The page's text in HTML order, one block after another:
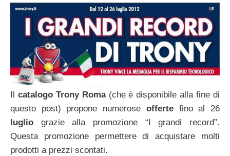
catalogo Trony Roma(che è disponibile alla fine di
questo post) propone numerose offertefino al 26
luglio grazie alla promozione “I grandi record”.
Questa promozione permettere di acquistare molti
prodotti a prezzi scontati.